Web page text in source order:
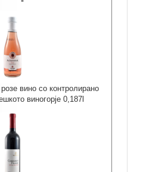
вино со контролирано
виногорје 0,187l